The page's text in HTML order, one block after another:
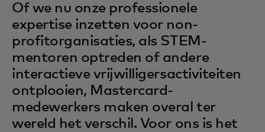
Of we nu onze professionele
expertise inzetten voor non-
profitorganisaties, als STEM-
mentoren optreden of andere
interactieve vrijwilligersactiviteiten
ontplooien, Mastercard-
medewerkers maken overal ter
wereld het verschil. Voor ons is het